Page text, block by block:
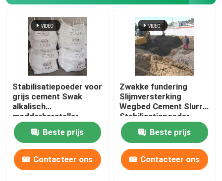
Stabilisatiepoeder voor
grijs cement Swak
alkalisch
modderhersteller
Beste prijs
Contacteer ons
Zwakke fundering
Slijmversterking
Wegbed Cement Slurry
Stabilisatiepoeder
Beste prijs
Contacteer ons